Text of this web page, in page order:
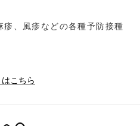
、風疹などの各種予防接種
こちら